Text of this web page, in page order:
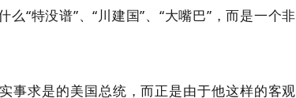
“特没谱”、“川建国”、“大嘴巴”，而是一个非
事求是的美国总统，而正是由于他这样的客观